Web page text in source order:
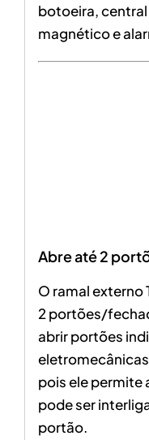
botoeira,
magnético e
Abre até 2
O ramal externo
2 portões/
abrir portões
pois ele permite
pode ser
portão.